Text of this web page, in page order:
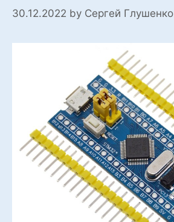
30.12.2022 by Сергей Глушенко